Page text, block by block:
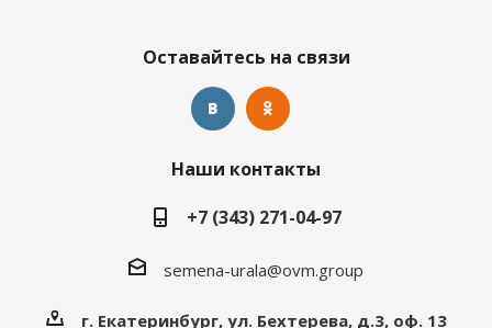
Оставайтесь на связи
Наши контакты
+7 (343) 271-04-97
semena-urala@ovm.group
г. Екатеринбург, ул. Бехтерева, д.3, оф. 13